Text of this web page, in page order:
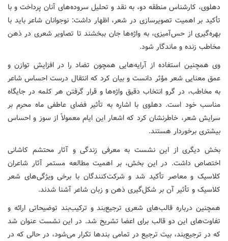
دهلوی، کارشناس منطقه دو، به نقد و تحلیل سروده‌های آنان پرداخت و با
تأکید بر اهمیت تصویرسازی در شعر، اظهار داشت: نوجوانان شاعر باید با
بهره‌گیری از حس‌آمیزی، به واژه‌ها جان ببخشند تا تصاویر شعری در ذهن
مخاطب زنده و ماندگار شود.
وی همچنین استفاده از آرایه‌هایی همچون تضاد را در افزایش توازن و
عمق معنایی شعر مؤثر دانست و بیان کرد که انتقال درست احساس شاعر
به مخاطب، در گرو انتخاب دقیق واژه‌ها و قرار گرفتن هر کلمه در جایگاه
مناسب خود است. دهلوی با اشاره به تأثیر فضای عاطفی ماه محرم بر
سرایش شعر، خاطرنشان کرد که اشعار این ایام معمولاً از سوز و احساس
بیشتری برخوردار هستند.
بخش دیگری از این نشست به معرفی زندگی و آثار محتشم کاشانی
اختصاص داشت. در این بخش، بر اهمیت مطالعه مستمر آثار شاعران
کلاسیک و معاصر تأکید شد و شرکت‌کنندگان با برخی ویژگی‌های شعر
کلاسیک و تأثیر آن بر شکل‌گیری ذهن و زبان شاعر آشنا شدند.
همچنین درباره قالب‌های شعری ترجیع‌بند و ترکیب‌بند توضیحاتی ارائه و
تفاوت‌های این دو قالب برای اعضا تشریح شد. در این نشست عنوان شد
که در ترجیع‌بند، بیت ترجیع در تمامی بندها تکرار می‌شود، در حالی که در